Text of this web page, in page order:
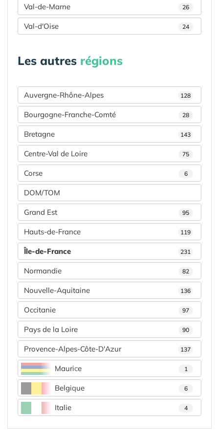
Val-de-Marne 26
Val-d'Oise 24
Les autres régions
Auvergne-Rhône-Alpes 128
Bourgogne-Franche-Comté 28
Bretagne 143
Centre-Val de Loire 75
Corse 6
DOM/TOM
Grand Est 95
Hauts-de-France 119
Île-de-France 231
Normandie 82
Nouvelle-Aquitaine 136
Occitanie 97
Pays de la Loire 90
Provence-Alpes-Côte-D'Azur 137
Maurice 1
Belgique 6
Italie 4